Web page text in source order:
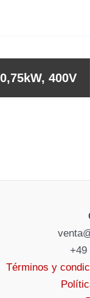
400V
+49
Términos y